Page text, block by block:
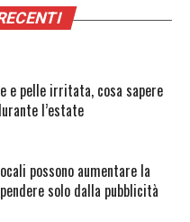
e pelle irritata, cosa sapere
l’estate
possono aumentare la
solo dalla pubblicità